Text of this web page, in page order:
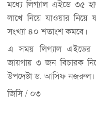
মধ্যে লিগ্যাল এইডে ৩৫
লাখে নিয়ে যাওয়ার নিয়ে
সংখ্যা ৪০ শতাংশ কমবে।
এ সময় লিগ্যাল এইডের
জায়গায় ৩ জন বিচারক
উপদেষ্টা ড. আসিফ নজরুল।
জিসি / ০৩